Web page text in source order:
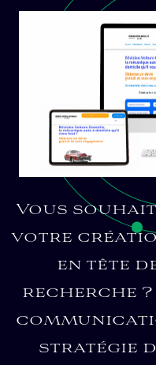
Vous
votre
en tête
recherche ?
stratégie